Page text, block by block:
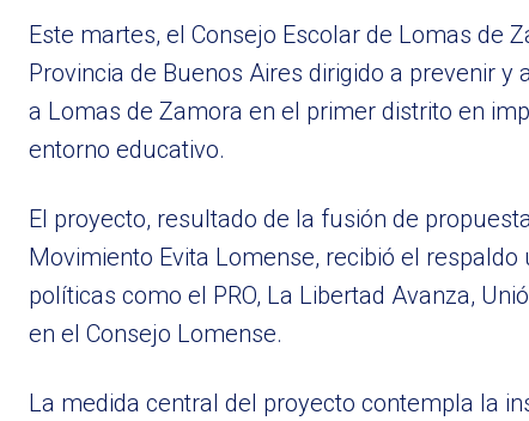
Este martes, el Consejo Escolar de Lomas de
Provincia de Buenos Aires dirigido a prevenir
a Lomas de Zamora en el primer distrito en
entorno educativo.
El proyecto, resultado de la fusión de
Movimiento Evita Lomense, recibió el
políticas como el PRO, La Libertad Avanza,
en el Consejo Lomense.
La medida central del proyecto contempla la